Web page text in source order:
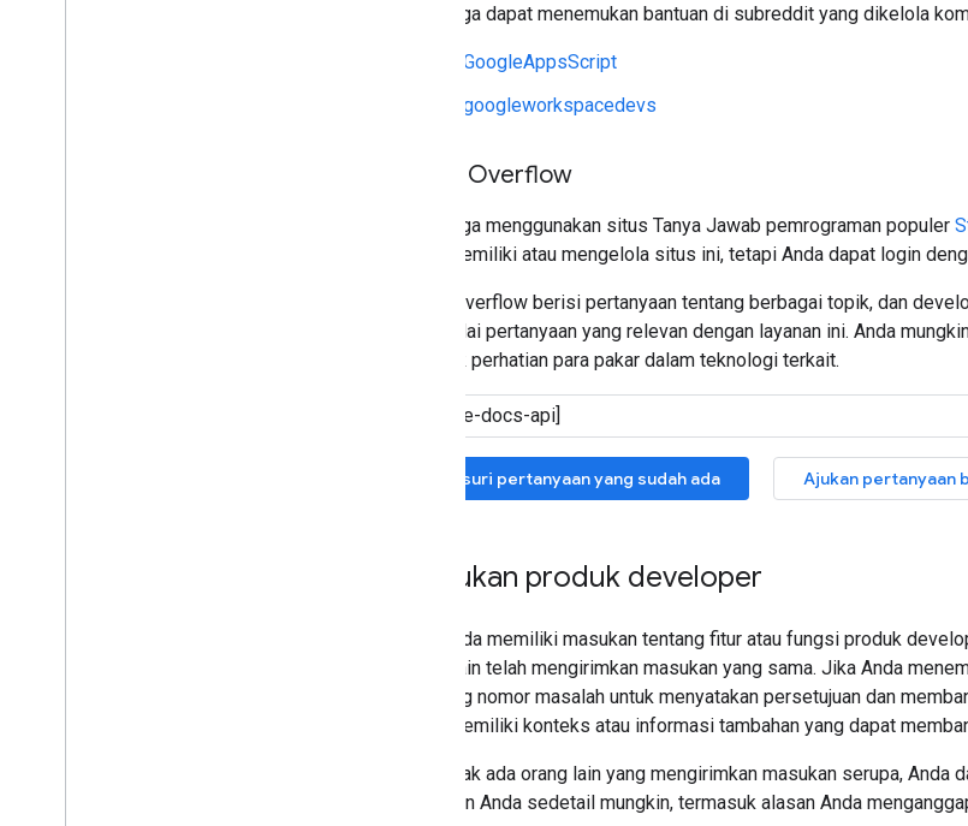
Anda juga dapat menemukan bantuan di subreddit yang dikelola
r/GoogleAppsScript
r/googleworkspacedevs
Stack Overflow
Kami juga menggunakan situs Tanya Jawab pemrograman populer
tidak memiliki atau mengelola situs ini, tetapi Anda dapat login
Stack Overflow berisi pertanyaan tentang berbagai topik, dan
menandai pertanyaan yang relevan dengan layanan ini. Anda
menarik perhatian para pakar dalam teknologi terkait.
Telusuri pertanyaan yang sudah ada Ajukan pertanyaan
Masukan produk developer
Jika Anda memiliki masukan tentang fitur atau fungsi produk
orang lain telah mengirimkan masukan yang sama. Jika Anda
samping nomor masalah untuk menyatakan persetujuan dan
Anda memiliki konteks atau informasi tambahan yang dapat
Jika tidak ada orang lain yang mengirimkan masukan serupa,
masukan Anda sedetail mungkin, termasuk alasan Anda